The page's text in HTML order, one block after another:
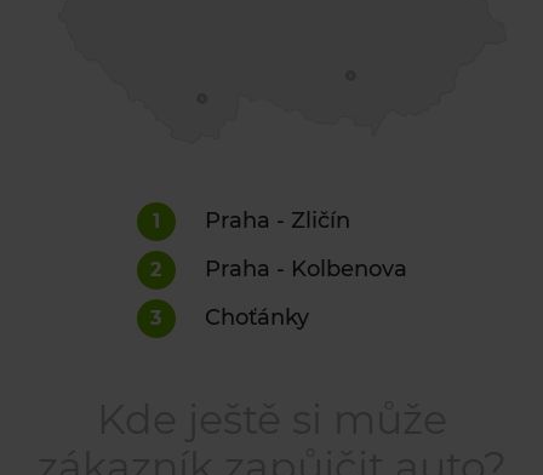
1 Praha - Zličín
2 Praha - Kolbenova
3 Choťánky